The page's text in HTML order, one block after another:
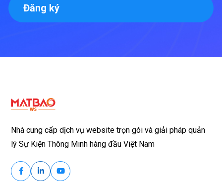
Đăng ký
Nhà cung cấp dịch vụ website trọn gói và giải pháp quản
lý Sự Kiện Thông Minh hàng đầu Việt Nam